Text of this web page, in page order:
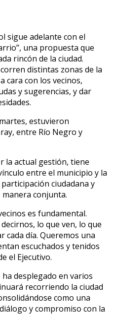
sigue adelante con el
una propuesta que
rincón de la ciudad.
distintas zonas de la
cara con los vecinos,
y sugerencias, y dar
estuvieron
entre Río Negro y
la actual gestión, tiene
entre el municipio y la
ciudadana y
conjunta.
es fundamental.
lo que ven, lo que
cada día. Queremos una
escuchados y tenidos
el Ejecutivo.
desplegado en varios
recorriendo la ciudad
como una
y compromiso con la